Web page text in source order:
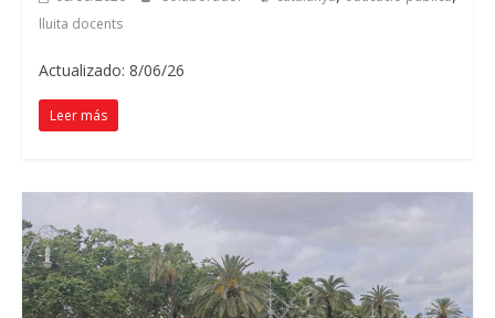
lluita docents
Actualizado: 8/06/26
Leer más